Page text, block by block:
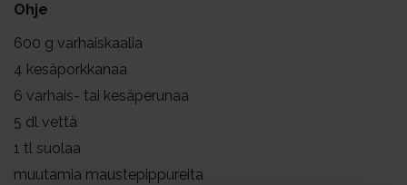
Ohje
600 g varhaiskaalia
4 kesäporkkanaa
6 varhais- tai kesäperunaa
5 dl vettä
1 tl suolaa
muutamia maustepippureita